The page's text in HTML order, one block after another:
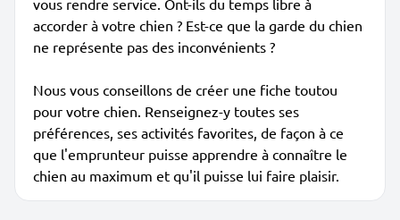
vous rendre service. Ont-ils du temps libre à
accorder à votre chien ? Est-ce que la garde du chien
ne représente pas des inconvénients ?
Nous vous conseillons de créer une fiche toutou
pour votre chien. Renseignez-y toutes ses
préférences, ses activités favorites, de façon à ce
que l'emprunteur puisse apprendre à connaître le
chien au maximum et qu'il puisse lui faire plaisir.